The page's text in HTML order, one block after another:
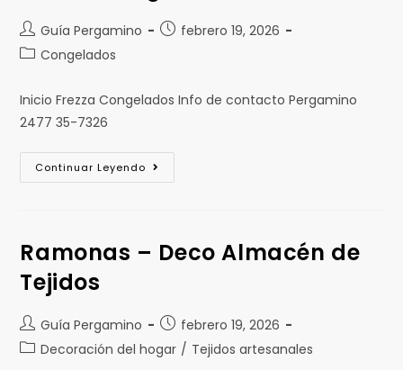
Guía Pergamino
febrero 19, 2026
Congelados
Inicio Frezza Congelados Info de contacto Pergamino
2477 35-7326
Continuar Leyendo
Ramonas – Deco Almacén de
Tejidos
Guía Pergamino
febrero 19, 2026
Decoración del hogar / Tejidos artesanales